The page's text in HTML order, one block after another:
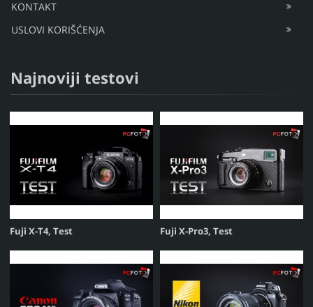
KONTAKT
USLOVI KORIŠĆENJA
Najnoviji testovi
Fuji X-T4, Test Fuji X-Pro3, Test